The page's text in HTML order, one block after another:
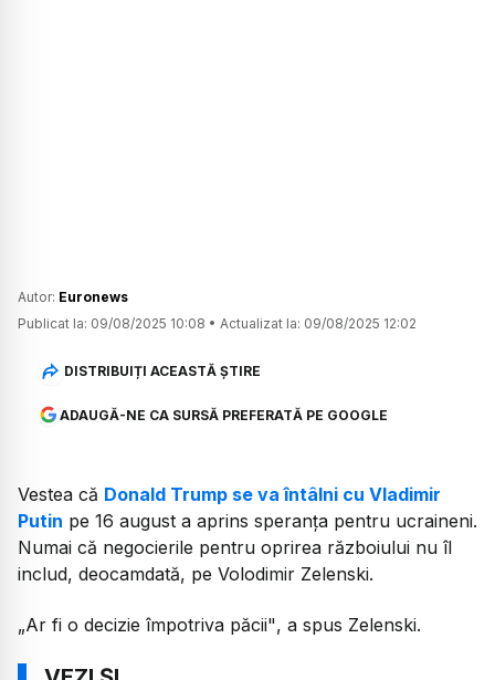
Autor: Euronews
Publicat la: 09/08/2025 10:08 • Actualizat la: 09/08/2025 12:02
DISTRIBUIȚI ACEASTĂ ȘTIRE
ADAUGĂ-NE CA SURSĂ PREFERATĂ PE GOOGLE
Vestea că Donald Trump se va întâlni cu Vladimir
Putin pe 16 august a aprins speranța pentru ucraineni.
Numai că negocierile pentru oprirea războiului nu îl
includ, deocamdată, pe Volodimir Zelenski.
„Ar fi o decizie împotriva păcii", a spus Zelenski.